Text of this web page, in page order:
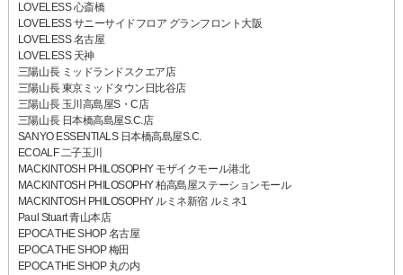
LOVELESS 心斎橋
LOVELESS サニーサイドフロア グランフロント大阪
LOVELESS 名古屋
LOVELESS 天神
三陽山長 ミッドランドスクエア店
三陽山長 東京ミッドタウン日比谷店
三陽山長 玉川高島屋S・C店
三陽山長 日本橋高島屋S.C.店
SANYO ESSENTIALS 日本橋高島屋S.C.
ECOALF 二子玉川
MACKINTOSH PHILOSOPHY モザイクモール港北
MACKINTOSH PHILOSOPHY 柏高島屋ステーションモール
MACKINTOSH PHILOSOPHY ルミネ新宿 ルミネ1
Paul Stuart 青山本店
EPOCA THE SHOP 名古屋
EPOCA THE SHOP 梅田
EPOCA THE SHOP 丸の内